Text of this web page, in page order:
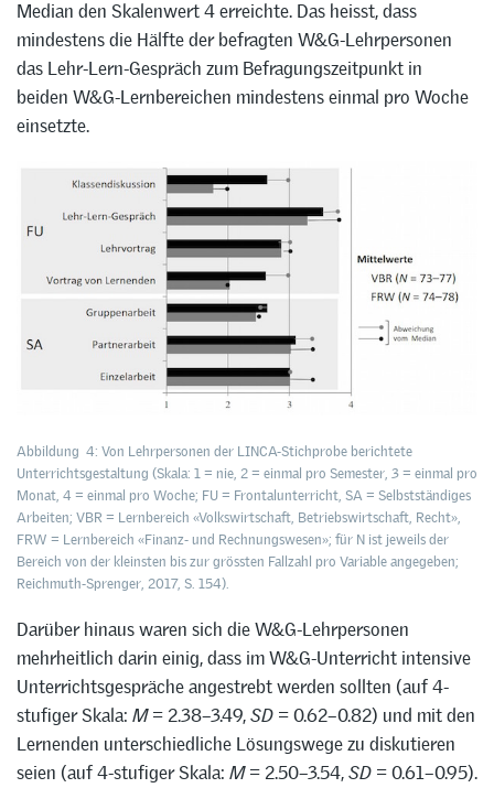
Median den Skalenwert 4 erreichte. Das heisst, dass
mindestens die Hälfte der befragten W&G-Lehrpersonen
das Lehr-Lern-Gespräch zum Befragungszeitpunkt in
beiden W&G-Lernbereichen mindestens einmal pro Woche
einsetzte.
Abbildung 4: Von Lehrpersonen der LINCA-Stichprobe berichtete
Unterrichtsgestaltung (Skala: 1 = nie, 2 = einmal pro Semester, 3 = einmal pro
Monat, 4 = einmal pro Woche; FU = Frontalunterricht, SA = Selbstständiges
Arbeiten; VBR = Lernbereich «Volkswirtschaft, Betriebswirtschaft, Recht»,
FRW = Lernbereich «Finanz- und Rechnungswesen»; für N ist jeweils der
Bereich von der kleinsten bis zur grössten Fallzahl pro Variable angegeben;
Reichmuth-Sprenger, 2017, S. 154).
Darüber hinaus waren sich die W&G-Lehrpersonen
mehrheitlich darin einig, dass im W&G-Unterricht intensive
Unterrichtsgespräche angestrebt werden sollten (auf 4-
stufiger Skala: M= 2.38–3.49,SD = 0.62–0.82) und mit den
Lernenden unterschiedliche Lösungswege zu diskutieren
seien (auf 4-stufiger Skala: M= 2.50–3.54,SD = 0.61–0.95).